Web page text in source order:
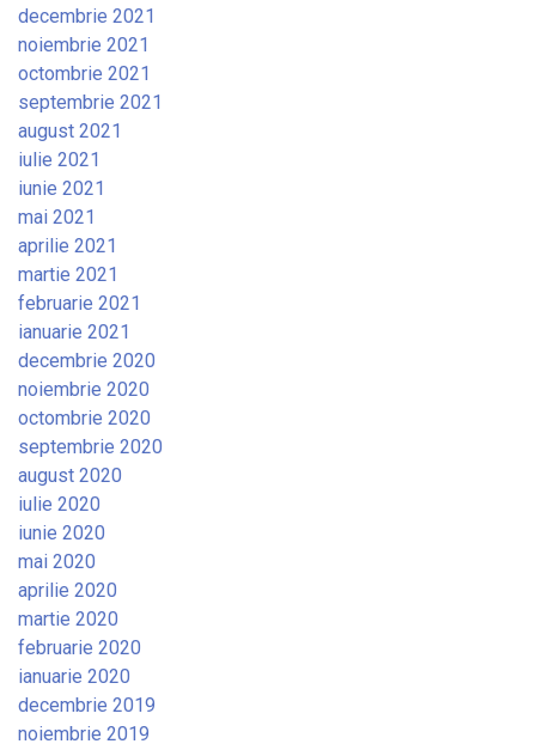
decembrie 2021
noiembrie 2021
octombrie 2021
septembrie 2021
august 2021
iulie 2021
iunie 2021
mai 2021
aprilie 2021
martie 2021
februarie 2021
ianuarie 2021
decembrie 2020
noiembrie 2020
octombrie 2020
septembrie 2020
august 2020
iulie 2020
iunie 2020
mai 2020
aprilie 2020
martie 2020
februarie 2020
ianuarie 2020
decembrie 2019
noiembrie 2019